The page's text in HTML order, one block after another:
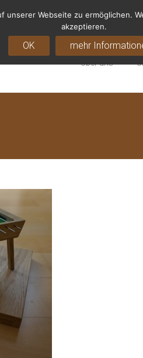
Über uns
Webseite zu ermöglichen.
akzeptieren.
OK mehr